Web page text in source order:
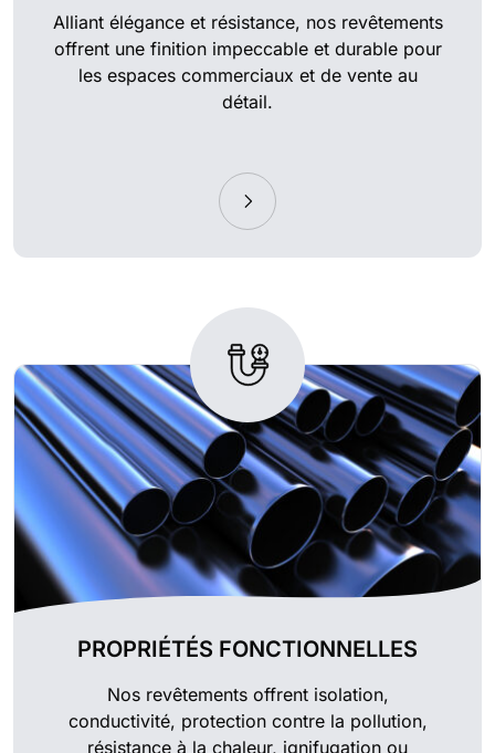
Alliant élégance et résistance, nos revêtements
offrent une finition impeccable et durable pour
les espaces commerciaux et de vente au
détail.
PROPRIÉTÉS FONCTIONNELLES
Nos revêtements offrent isolation,
conductivité, protection contre la pollution,
résistance à la chaleur, ignifugation ou